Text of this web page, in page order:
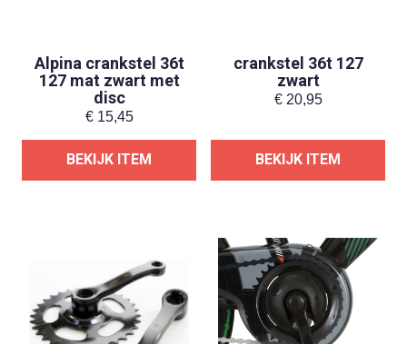
Alpina crankstel 36t
127 mat zwart met
disc
€15,45
BEKIJK ITEM
crankstel 36t 127
zwart
€20,95
BEKIJK ITEM